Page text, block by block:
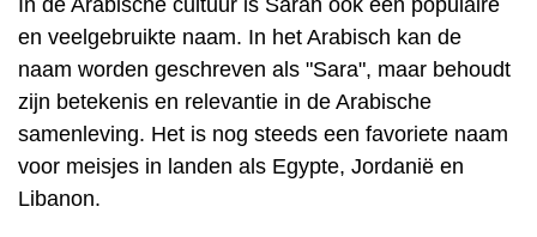
In de Arabische cultuur is Sarah ook een populaire
en veelgebruikte naam. In het Arabisch kan de
naam worden geschreven als "Sara", maar behoudt
zijn betekenis en relevantie in de Arabische
samenleving. Het is nog steeds een favoriete naam
voor meisjes in landen als Egypte, Jordanië en
Libanon.